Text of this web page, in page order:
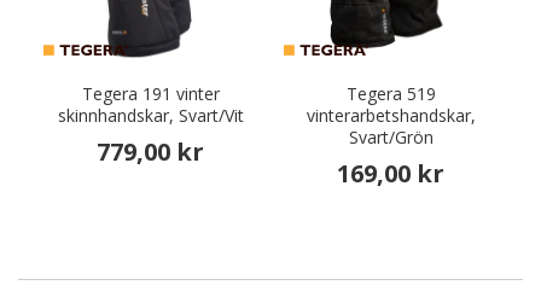
Tegera 191 vinter
skinnhandskar, Svart/Vit
779,00 kr
Tegera 519
vinterarbetshandskar,
Svart/Grön
169,00 kr